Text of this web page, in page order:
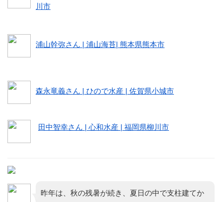
川市
浦山幹弥さん | 浦山海苔| 熊本県熊本市
森永竜義さん | ひので水産 | 佐賀県小城市
田中智幸さん | 心和水産 | 福岡県柳川市
昨年は、秋の残暑が続き、夏日の中で支柱建てか